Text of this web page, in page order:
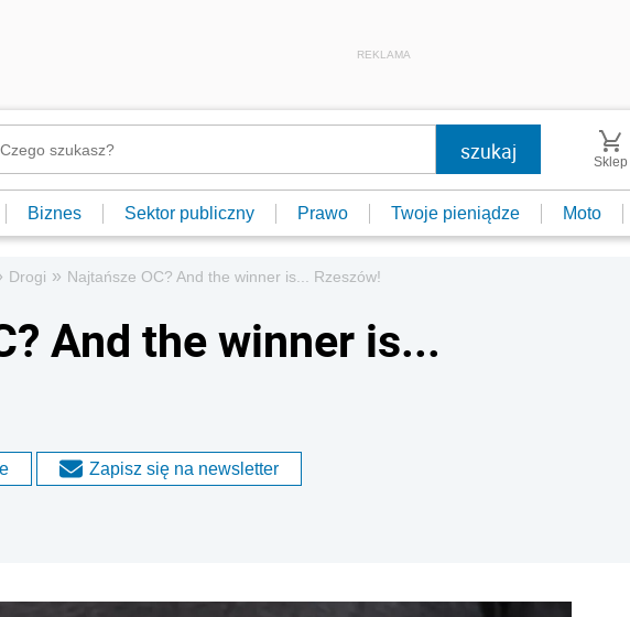
REKLAMA
Sklep
Biznes Sektor publiczny Prawo Twoje pieniądze Moto
Drogi » Najtańsze OC? And the winner is... Rzeszów!
And the winner is...
Zapisz się na newsletter